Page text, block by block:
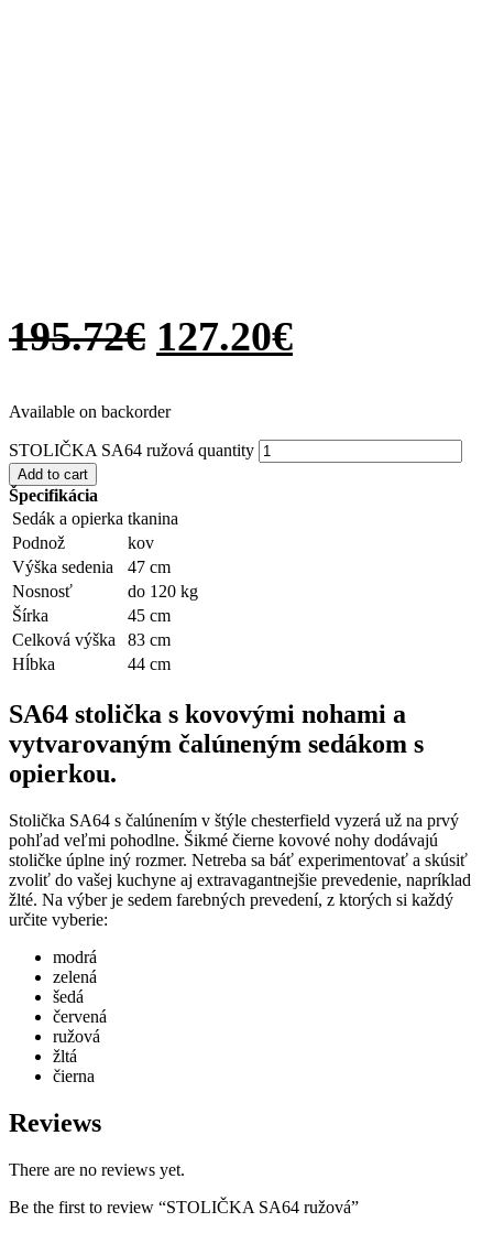
195.72€ 127.20€
Available on backorder
STOLIČKA SA64 ružová quantity
Add to cart
Špecifikácia
Sedák a opierka tkanina
Podnož
kov
Výška sedenia
47 cm
Nosnosť
do 120 kg
Šírka
45 cm
Celková výška
83 cm
Hĺbka
44 cm
SA64 stolička s kovovými nohami a
vytvarovaným čalúneným sedákom s
opierkou.
Stolička SA64 s čalúnením v štýle chesterfield vyzerá už na prvý
pohľad veľmi pohodlne. Šikmé čierne kovové nohy dodávajú
stoličke úplne iný rozmer. Netreba sa báť experimentovať a skúsiť
zvoliť do vašej kuchyne aj extravagantnejšie prevedenie, napríklad
žlté. Na výber je sedem farebných prevedení, z ktorých si každý
určite vyberie:
modrá
zelená
šedá
červená
ružová
žltá
čierna
Reviews
There are no reviews yet.
Be the first to review “STOLIČKA SA64 ružová”